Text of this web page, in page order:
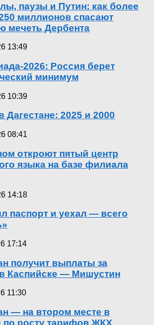
паузы и Путин: как более
миллионов спасают
мечеть Дербента
13:49
2026: Россия берет
минимум
10:39
Дагестане: 2025 и 2000
08:41
откроют пятый центр
языка на базе филиала
14:18
паспорт и уехал — всего
17:14
получит выплаты за
в Каспийске — Мишустин
11:30
— на втором месте в
по росту тарифов ЖКХ